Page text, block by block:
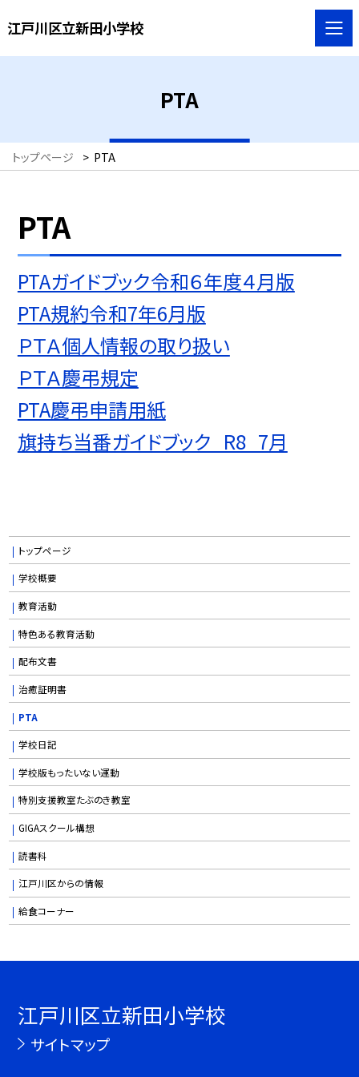
江戸川区立新田小学校
PTA
トップページ > PTA
PTA
PTAガイドブック令和６年度４月版
PTA規約令和7年6月版
ＰＴＡ個人情報の取り扱い
ＰＴＡ慶弔規定
PTA慶弔申請用紙
旗持ち当番ガイドブック_R8_7月
トップページ
学校概要
教育活動
特色ある教育活動
配布文書
治癒証明書
PTA
学校日記
学校版もったいない運動
特別支援教室たぶのき教室
GIGAスクール構想
読書科
江戸川区からの情報
給食コーナー
江戸川区立新田小学校
サイトマップ